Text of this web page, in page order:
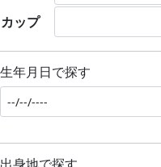
カップ
生年月日で探す